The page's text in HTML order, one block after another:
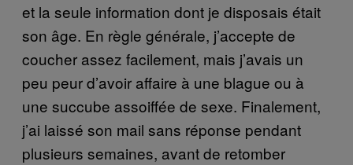
et la seule information dont je disposais était
son âge. En règle générale, j’accepte de
coucher assez facilement, mais j’avais un
peu peur d’avoir affaire à une blague ou à
une succube assoiffée de sexe. Finalement,
j’ai laissé son mail sans réponse pendant
plusieurs semaines, avant de retomber